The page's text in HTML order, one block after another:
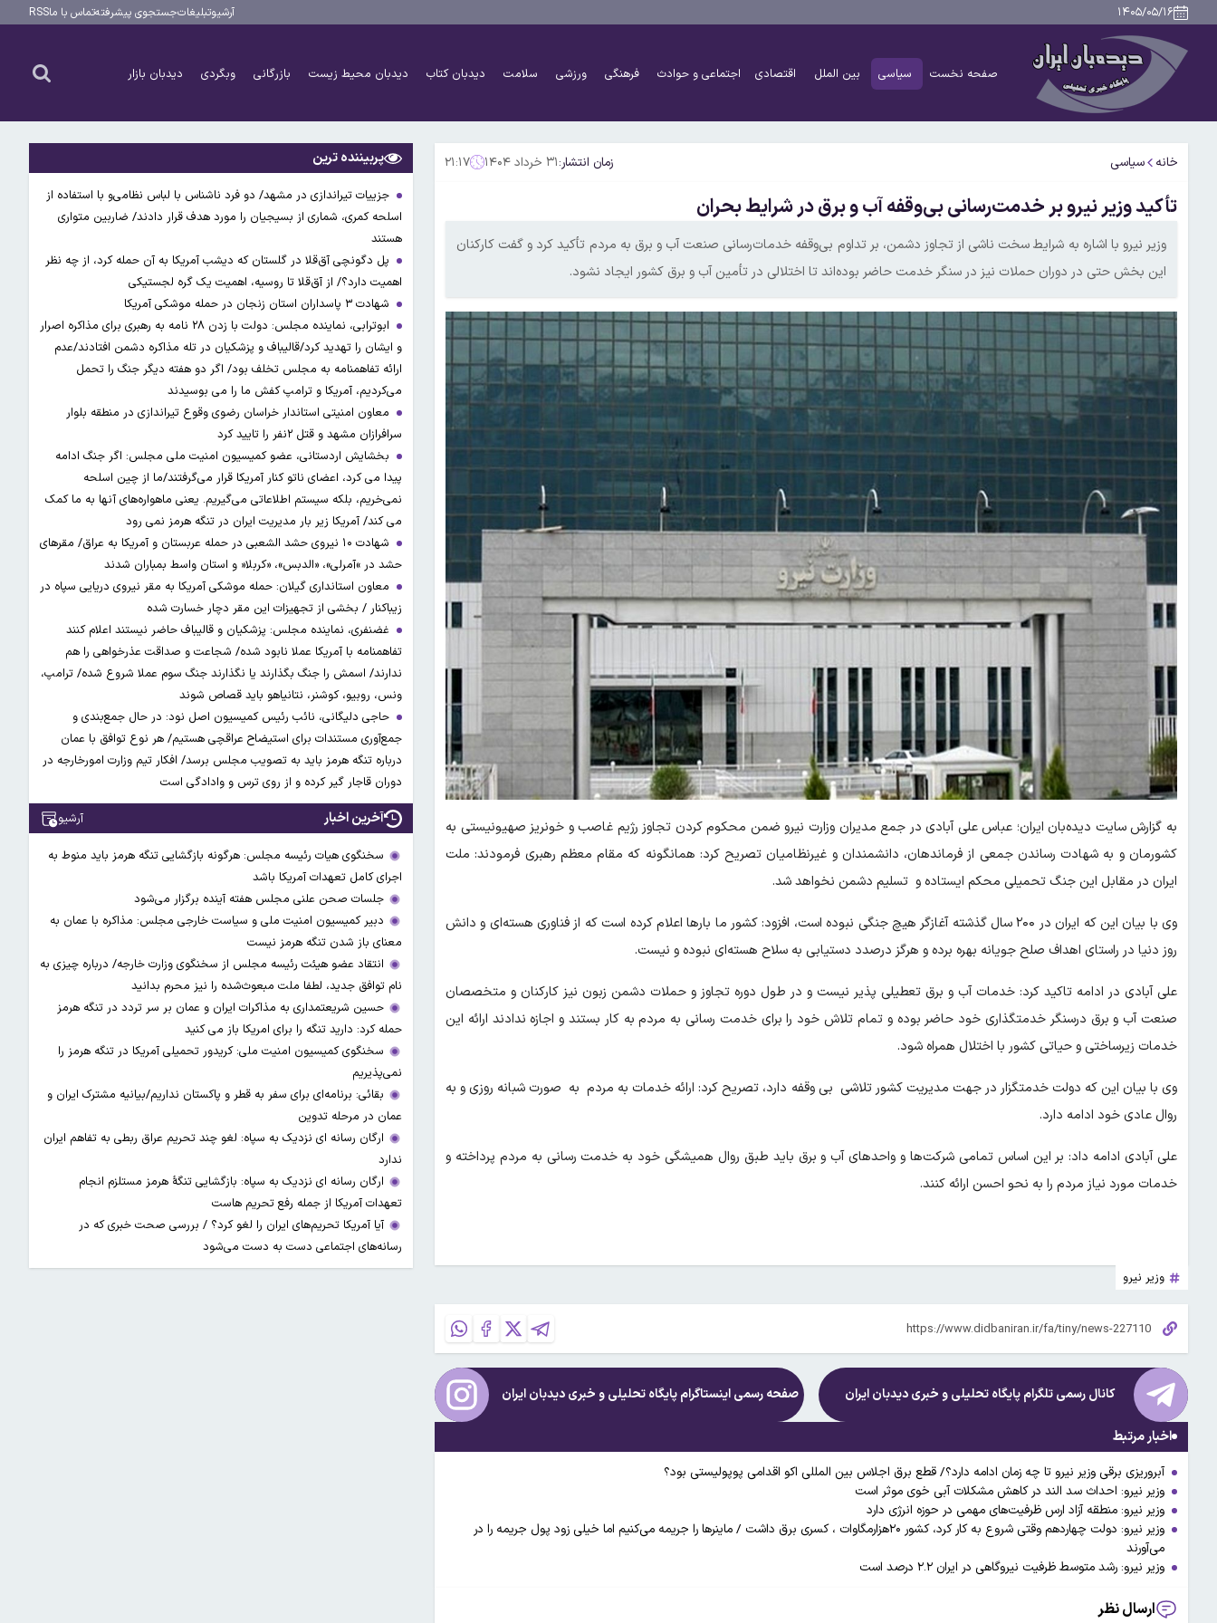
۱۴۰۵/۰۵/۱۶ آرشیوتبلیغاتجستجوی پیشرفتهتماس با ماRSS
صفحه نخست سیاسی بین الملل اقتصادی اجتماعی و حوادث فرهنگی ورزشی سلامت دیدبان کتاب دیدبان محیط زیست بازرگانی وبگردی دیدبان بازار
خانه سیاسی زمان انتشار:۳۱ خرداد ۱۴۰۴ ۲۱:۱۷
تأکید وزیر نیرو بر خدمت‌رسانی بی‌وقفه آب و برق در شرایط بحران
وزیر نیرو با اشاره به شرایط سخت ناشی از تجاوز دشمن، بر تداوم بی‌وقفه خدمات‌رسانی صنعت آب و برق به مردم تأکید کرد و گفت کارکنان
این بخش حتی در دوران حملات نیز در سنگر خدمت حاضر بوده‌اند تا اختلالی در تأمین آب و برق کشور ایجاد نشود.
به گزارش سایت دیده‌بان ایران؛ عباس علی آبادی در جمع مدیران وزارت نیرو ضمن محکوم کردن تجاوز رژیم غاصب و خونریز صهیونیستی به
کشورمان و به شهادت رساندن جمعی از فرماندهان، دانشمندان و غیرنظامیان تصریح کرد: همانگونه که مقام معظم رهبری فرمودند: ملت
ایران در مقابل این جنگ تحمیلی محکم ایستاده و تسلیم دشمن نخواهد شد.
وی با بیان این که ایران در ۲۰۰ سال گذشته آغازگر هیچ جنگی نبوده است، افزود: کشور ما بارها اعلام کرده است که از فناوری هسته‌ای و دانش
روز دنیا در راستای اهداف صلح جویانه بهره برده و هرگز درصدد دستیابی به سلاح هسته‌ای نبوده و نیست.
علی آبادی در ادامه تاکید کرد: خدمات آب و برق تعطیلی پذیر نیست و در طول دوره تجاوز و حملات دشمن زبون نیز کارکنان و متخصصان
صنعت آب و برق درسنگر خدمتگذاری خود حاضر بوده و تمام تلاش خود را برای خدمت رسانی به مردم به کار بستند و اجازه ندادند ارائه این
خدمات زیرساختی و حیاتی کشور با اختلال همراه شود.
وی با بیان این که دولت خدمتگزار در جهت مدیریت کشور تلاشی بی وقفه دارد، تصریح کرد: ارائه خدمات به مردم به صورت شبانه روزی و به
روال عادی خود ادامه دارد.
علی آبادی ادامه داد: بر این اساس تمامی شرکت‌ها و واحدهای آب و برق باید طبق روال همیشگی خود به خدمت رسانی به مردم پرداخته و
خدمات مورد نیاز مردم را به نحو احسن ارائه کنند.
وزیر نیرو
کانال رسمی تلگرام پایگاه تحلیلی و خبریدیدبان ایران صفحه رسمی اینستاگرام پایگاه تحلیلی و خبریدیدبان ایران
اخبار مرتبط
آبروریزی برقی وزیر نیرو تا چه زمان ادامه دارد؟/ قطع برق اجلاس بین المللی اکو اقدامی پوپولیستی بود؟
وزیر نیرو: احداث سد الند در کاهش مشکلات آبی خوی موثر است
وزیر نیرو: منطقه آزاد ارس ظرفیت‌های مهمی در حوزه انرژی دارد
وزیر نیرو: دولت چهاردهم وقتی شروع به کار کرد، کشور ۲۰هزارمگاوات ، کسری برق داشت / ماینرها را جریمه می‌کنیم اما خیلی زود پول جریمه را در
می‌آورند
وزیر نیرو: رشد متوسط ظرفیت نیروگاهی در ایران ۲.۲ درصد است
ارسال نظر
پربیننده ترین
جزییات تیراندازی در مشهد/ دو فرد ناشناس با لباس نظامی‌و با استفاده از
اسلحه کمری، شماری از بسیجیان را مورد هدف قرار دادند/ ضاربین متواری
هستند
پل دگونچی آق‌قلا در گلستان که دیشب آمریکا به آن حمله کرد، از چه نظر
اهمیت دارد؟/ از آق‌قلا تا روسیه، اهمیت یک گره لجستیکی
شهادت ۳ ‌پاسداران استان زنجان در حمله موشکی آمریکا
ابوترابی، نماینده مجلس: دولت با زدن ۲۸ نامه به رهبری برای مذاکره اصرار
و ایشان را تهدید کرد/قالیباف و پزشکیان در تله مذاکره دشمن افتادند/عدم
ارائه تفاهمنامه به مجلس تخلف بود/ اگر دو هفته دیگر جنگ را تحمل
می‌کردیم، آمریکا و ترامپ کفش ما را می بوسیدند
معاون امنیتی استاندار خراسان رضوی وقوع تیراندازی در منطقه بلوار
سرافرازان مشهد و قتل ۲نفر را تایید کرد
بخشایش اردستانی، عضو کمیسیون امنیت ملی مجلس: اگر جنگ ادامه
پیدا می کرد، اعضای ناتو کنار آمریکا قرار می‌گرفتند/ما از چین اسلحه
نمی‌خریم، بلکه سیستم اطلاعاتی می‌گیریم. یعنی ماهواره‌های آنها به ما کمک
می کند/ آمریکا زیر بار مدیریت ایران در تنگه هرمز نمی رود
شهادت ۱۰ نیروی حشد الشعبی در حمله عربستان و آمریکا به عراق/ مقرهای
حشد در »آمرلی»، «الدبس»، «کربلا« و استان واسط بمباران شدند
معاون استانداری گیلان: حمله موشکی آمریکا به مقر نیروی دریایی سپاه در
زیباکنار / بخشی از تجهیزات این مقر دچار خسارت شده
غضنفری، نماینده مجلس: پزشکیان و قالیباف حاضر نیستند اعلام کنند
تفاهمنامه با آمریکا عملا نابود شده/ شجاعت و صداقت عذرخواهی را هم
ندارند/ اسمش را جنگ بگذارند یا نگذارند جنگ سوم عملا شروع شده/ ترامپ،
ونس، روبیو، کوشنر، نتانیاهو باید قصاص شوند
حاجی دلیگانی، نائب رئیس کمیسیون اصل نود: در حال جمع‌بندی و
جمع‌آوری مستندات برای استیضاح عراقچی هستیم/ هر نوع توافق با عمان
درباره تنگه هرمز باید به تصویب مجلس برسد/ افکار تیم وزارت امورخارجه در
دوران قاجار گیر کرده و از روی ترس و وادادگی است
آخرین اخبار آرشیو
سخنگوی هیات رئیسه مجلس: هرگونه بازگشایی تنگه هرمز باید منوط به
اجرای کامل تعهدات آمریکا باشد
جلسات صحن علنی مجلس هفته آینده برگزار می‌شود
دبیر کمیسیون امنیت ملی و سیاست خارجی مجلس: مذاکره با عمان به
معنای باز شدن تنگه هرمز نیست
انتقاد عضو هیئت رئیسه مجلس از سخنگوی وزارت خارجه/ درباره چیزی به
نام توافق جدید، لطفا ملت مبعوث‌شده را نیز محرم بدانید
حسین شریعتمداری به مذاکرات ایران و عمان بر سر تردد در تنگه هرمز
حمله کرد: دارید تنگه را برای امریکا باز می کنید
سخنگوی کمیسیون امنیت ملی: کریدور تحمیلی آمریکا در تنگه هرمز را
نمی‌پذیریم
بقائی: برنامه‌ای برای سفر به قطر و پاکستان نداریم/بیانیه مشترک ایران و
عمان در مرحله تدوین
ارگان رسانه ای نزدیک به سپاه: لغو چند تحریم عراق ربطی به تفاهم ایران
ندارد
ارگان رسانه ای نزدیک به سپاه: بازگشایی تنگۀ هرمز مستلزم انجام
تعهدات آمریکا از جمله رفع تحریم هاست
آیا آمریکا تحریم‌های ایران را لغو کرد؟ / بررسی صحت خبری که در
رسانه‌های اجتماعی دست به دست می‌شود